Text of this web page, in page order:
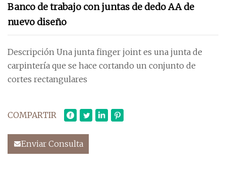
Banco de trabajo con juntas de dedo AA de
nuevo diseño
Descripción Una junta finger joint es una junta de
carpintería que se hace cortando un conjunto de
cortes rectangulares
COMPARTIR
Enviar Consulta